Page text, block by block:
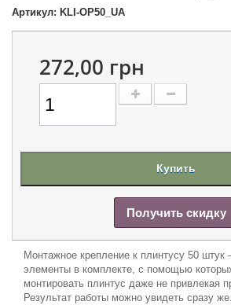
Артикул: KLI-OP50_UA
272,00 грн
Купить
Получить скидку
Монтажное крепление к плинтусу 50 штук
элементы в комплекте, с помощью
монтировать плинтус даже не привлекая
Результат работы можно увидеть сразу